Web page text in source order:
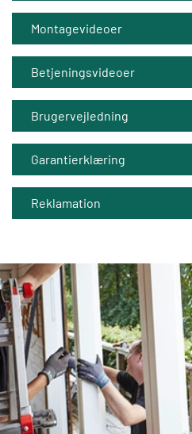
Montagevideoer
Betjeningsvideoer
Brugervejledning
Garantierklæring
Reklamation